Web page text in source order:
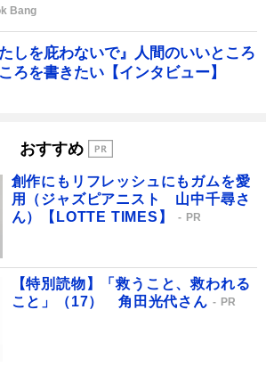
Bang
しを庇わないで』人間のいいところ
ろを書きたい【インタビュー】
おすすめ
創作にもリフレッシュにもガムを愛
用（ジャズピアニスト 山中千尋さ
ん）【LOTTE TIMES】
PR
【特別読物】「救うこと、救われる
こと」（17） 角田光代さん
PR